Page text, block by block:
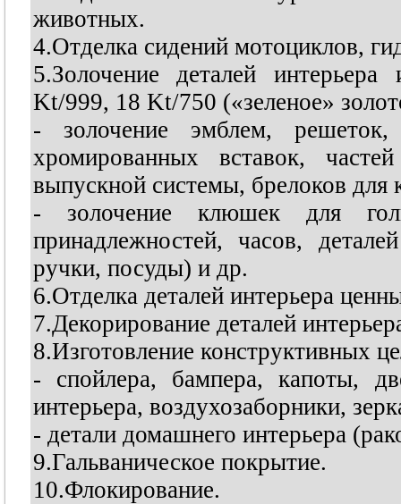
животных.
4.Отделка сидений мотоциклов,
5.Золочение деталей
Kt/999, 18 Kt/750 («зеленое»
- золочение эмблем,
хромированных вставок,
выпускной системы, брелоков для
- золочение клюшек для
принадлежностей, часов,
ручки, посуды) и др.
6.Отделка деталей интерьера
7.Декорирование деталей
8.Изготовление конструктивных
- спойлера, бампера, капоты,
интерьера, воздухозаборники,
- детали домашнего интерьера
9.Гальваническое покрытие.
10.Флокирование.